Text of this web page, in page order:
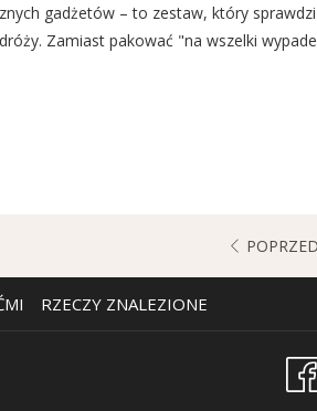
gadżetów – to zestaw, który
Zamiast pakować "na wszelki
RZECZY ZNALEZIONE